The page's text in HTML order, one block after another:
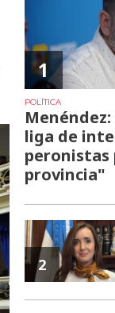
1
POLÍTICA
liga de
peronistas
provincia"
2